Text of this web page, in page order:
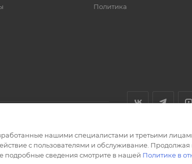
Политика
нашими специалистами и третьими
с пользователями и обслуживание.
подробные сведения смотрите в нашей Политике в